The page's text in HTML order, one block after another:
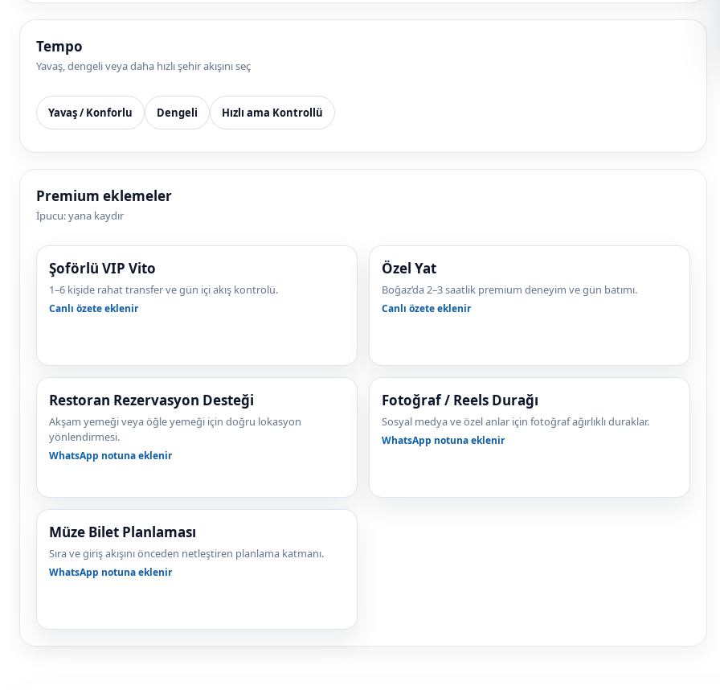
Tempo
Yavaş, dengeli veya daha hızlı şehir akışını seç
Yavaş / Konforlu Dengeli Hızlı ama Kontrollü
Premium eklemeler
İpucu: yana kaydır
Şoförlü VIP Vito
1–6 kişide rahat transfer ve gün içi akış kontrolü.
Canlı özete eklenir
Özel Yat
Boğaz’da 2–3 saatlik premium deneyim ve gün batımı.
Canlı özete eklenir
Restoran Rezervasyon Desteği
Akşam yemeği veya öğle yemeği için doğru lokasyon
yönlendirmesi.
WhatsApp notuna eklenir
Fotoğraf / Reels Durağı
Sosyal medya ve özel anlar için fotoğraf ağırlıklı duraklar.
WhatsApp notuna eklenir
Müze Bilet Planlaması
Sıra ve giriş akışını önceden netleştiren planlama katmanı.
WhatsApp notuna eklenir